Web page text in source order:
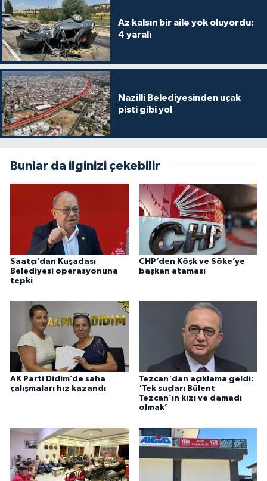
Az kalsın bir aile yok oluyordu:
4 yaralı
Nazilli Belediyesinden uçak
pisti gibi yol
Bunlar da ilginizi çekebilir
Saatçı’dan Kuşadası
Belediyesi operasyonuna
tepki
CHP’den Köşk ve Söke’ye
başkan ataması
AK Parti Didim’de saha
çalışmaları hız kazandı
Tezcan'dan açıklama geldi:
'Tek suçları Bülent
Tezcan’ın kızı ve damadı
olmak’